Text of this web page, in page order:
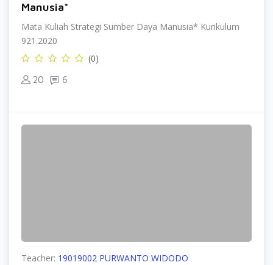
Manusia*
Mata Kuliah Strategi Sumber Daya Manusia* Kurikulum
921.2020
(0)
20 6
Teacher: 19019002 PURWANTO WIDODO